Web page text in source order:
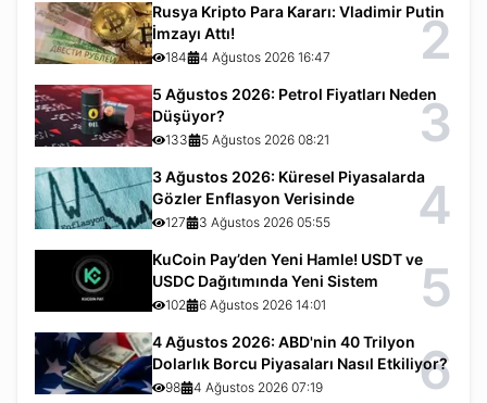
Rusya Kripto Para Kararı: Vladimir Putin
İmzayı Attı!
184 4 Ağustos 2026 16:47 2
5 Ağustos 2026: Petrol Fiyatları Neden
Düşüyor?
133 5 Ağustos 2026 08:21 3
3 Ağustos 2026: Küresel Piyasalarda
Gözler Enflasyon Verisinde
127 3 Ağustos 2026 05:55 4
KuCoin Pay’den Yeni Hamle! USDT ve
USDC Dağıtımında Yeni Sistem
102 6 Ağustos 2026 14:01 5
4 Ağustos 2026: ABD'nin 40 Trilyon
Dolarlık Borcu Piyasaları Nasıl Etkiliyor?
98 4 Ağustos 2026 07:19 6